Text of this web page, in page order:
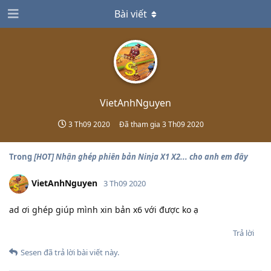
VietAnhNguyen
3 Th09 2020 Đã tham gia 3 Th09 2020
Bài viết
Trong[HOT] Nhận ghép phiên bản Ninja X1 X2... cho anh em đây
VietAnhNguyen 3 Th09 2020
ad ơi ghép giúp mình xin bản x6 với được ko ạ
Trả lời
Sesen đã trả lời bài viết này.